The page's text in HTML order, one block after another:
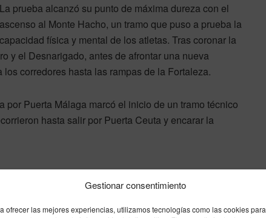
Gestionar consentimiento
ofrecer las mejores experiencias, utilizamos tecnologías como las cookies para
La prueba alcanzó su punto de máxima dureza con el
ascenso al Monte Hacho, un tramo que puso a prueba la
capacidad física y mental de los atletas. Tras coronar la
y el Desnarigado, antes de afrontar una nueva
corredores hasta las rampas de la Fortaleza.
Puerta Málaga marcó el inicio de un tramo técnico
hasta salir por Puerta Ceuta y encarar la
a través del Parque de San Amaro, el histórico paso
recta final por los bajos de la Marina y el